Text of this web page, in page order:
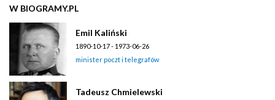
W BIOGRAMY.PL
Emil Kaliński
1890-10-17 - 1973-06-26
minister poczt i telegrafów
Tadeusz Chmielewski